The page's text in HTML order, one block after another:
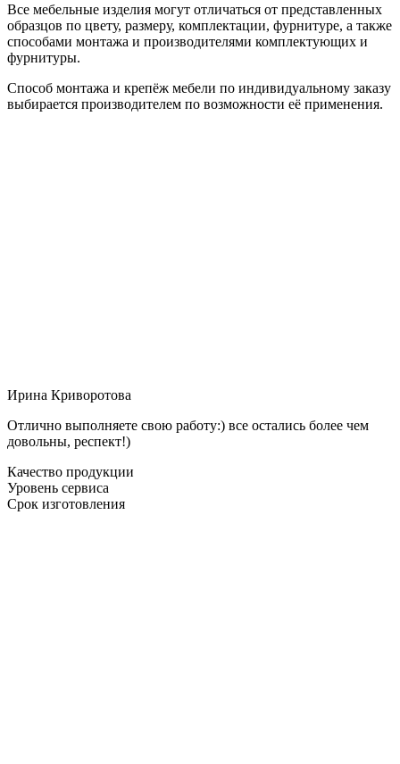
Все мебельные изделия могут отличаться от представленных
образцов по цвету, размеру, комплектации, фурнитуре, а также
способами монтажа и производителями комплектующих и
фурнитуры.
Способ монтажа и крепёж мебели по индивидуальному заказу
выбирается производителем по возможности её применения.
Ирина Криворотова
Отлично выполняете свою работу:) все остались более чем
довольны, респект!)
Качество продукции
Уровень сервиса
Срок изготовления